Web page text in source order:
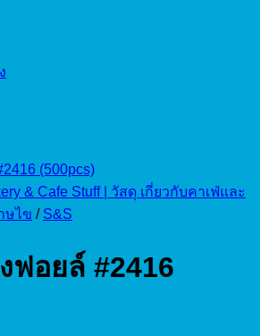
& Cafe Stuff | วัสดุ เกี่ยวกับคาเฟ่และ
ษไข / S&S
ฟอยล์ #2416